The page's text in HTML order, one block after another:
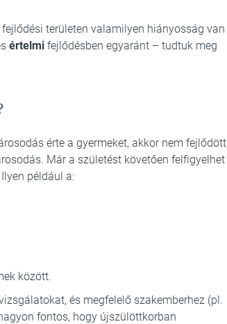
területen valamilyen hiányosság van
értelmi fejlődésben egyaránt – tudtuk meg
érte a gyermeket, akkor nem fejlődött
Már a születést követően felfigyelhet
például a:
között.
és megfelelő szakemberhez (pl.
fontos, hogy újszülöttkorban